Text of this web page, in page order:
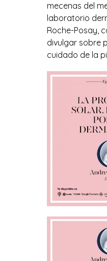
mecenas del
laboratorio
Roche-Posay,
divulgar sobre
cuidado de la